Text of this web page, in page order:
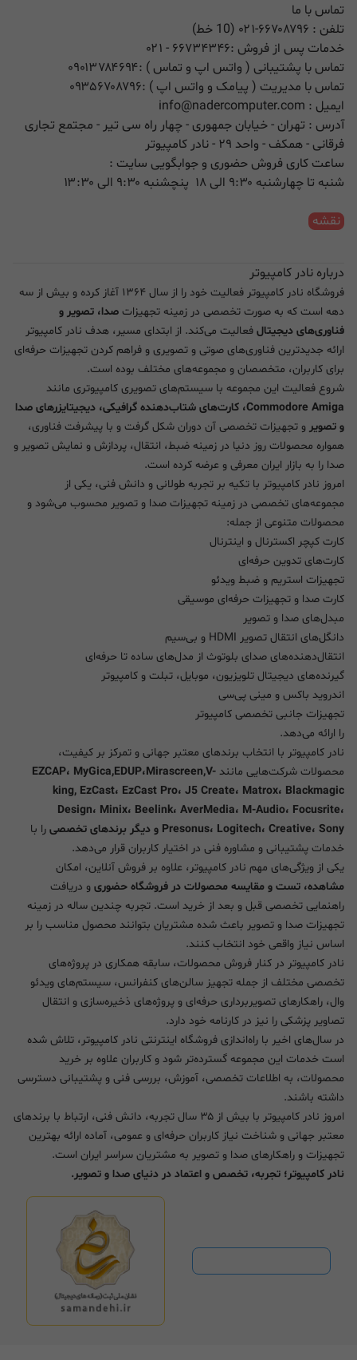
تماس با ما
تلفن : ۰۲۱-۶۶۷۰۸۷۹۶ (10 خط)
خدمات پس از فروش :۶۶۷۳۴۳۴۶ - ۰۲۱
تماس با پشتیبانی ( واتس اپ و تماس ) :۰۹۰۱۳۷۸۴۶۹۴
تماس با مدیریت ( پیامک و واتس اپ ) :۰۹۳۵۶۷۰۸۷۹۶
ایمیل : info@nadercomputer.com
آدرس : تهران - خیابان جمهوری - چهار راه سی تیر - مجتمع تجاری
فرقانی - همکف - واحد ۲۹ - نادر کامپیوتر
ساعت کاری فروش حضوری و جوابگویی سایت :
شنبه تا چهارشنبه ۹:۳۰ الی ۱۸ پنچشنبه ۹:۳۰ الی ۱۳:۳۰
نقشه
درباره نادر کامپیوتر
فروشگاه نادر کامپیوتر فعالیت خود را از سال ۱۳۶۴ آغاز کرده و بیش از سه
دهه است که به صورت تخصصی در زمینه تجهیزات صدا، تصویر و
فناوری‌های دیجیتال فعالیت می‌کند. از ابتدای مسیر، هدف نادر کامپیوتر
ارائه جدیدترین فناوری‌های صوتی و تصویری و فراهم کردن تجهیزات حرفه‌ای
برای کاربران، متخصصان و مجموعه‌های مختلف بوده است.
شروع فعالیت این مجموعه با سیستم‌های تصویری کامپیوتری مانند
Commodore Amiga، کارت‌های شتاب‌دهنده گرافیکی، دیجیتایزرهای صدا
و تصویر و تجهیزات تخصصی آن دوران شکل گرفت و با پیشرفت فناوری،
همواره محصولات روز دنیا در زمینه ضبط، انتقال، پردازش و نمایش تصویر و
صدا را به بازار ایران معرفی و عرضه کرده است.
امروز نادر کامپیوتر با تکیه بر تجربه طولانی و دانش فنی، یکی از
مجموعه‌های تخصصی در زمینه تجهیزات صدا و تصویر محسوب می‌شود و
محصولات متنوعی از جمله:
کارت کپچر اکسترنال و اینترنال
کارت‌های تدوین حرفه‌ای
تجهیزات استریم و ضبط ویدئو
کارت صدا و تجهیزات حرفه‌ای موسیقی
مبدل‌های صدا و تصویر
دانگل‌های انتقال تصویر HDMI و بی‌سیم
انتقال‌دهنده‌های صدای بلوتوث از مدل‌های ساده تا حرفه‌ای
گیرنده‌های دیجیتال تلویزیون، موبایل، تبلت و کامپیوتر
اندروید باکس و مینی پی‌سی
تجهیزات جانبی تخصصی کامپیوتر
را ارائه می‌دهد.
نادر کامپیوتر با انتخاب برندهای معتبر جهانی و تمرکز بر کیفیت،
محصولات شرکت‌هایی مانند EZCAP، MyGica,EDUP،Mirascreen,V-
king, EzCast، EzCast Pro، J5 Create، Matrox، Blackmagic
Design، Minix، Beelink، AverMedia، M-Audio، Focusrite،
Presonus، Logitech، Creative، Sony و دیگر برندهای تخصصی
را با
خدمات پشتیبانی و مشاوره فنی در اختیار کاربران قرار می‌دهد.
یکی از ویژگی‌های مهم نادر کامپیوتر، علاوه بر فروش آنلاین، امکان
مشاهده، تست و مقایسه محصولات در فروشگاه حضوری و دریافت
راهنمایی تخصصی قبل و بعد از خرید است. تجربه چندین ساله در زمینه
تجهیزات صدا و تصویر باعث شده مشتریان بتوانند محصول مناسب را بر
اساس نیاز واقعی خود انتخاب کنند.
نادر کامپیوتر در کنار فروش محصولات، سابقه همکاری در پروژه‌های
تخصصی مختلف از جمله تجهیز سالن‌های کنفرانس، سیستم‌های ویدئو
وال، راهکارهای تصویربرداری حرفه‌ای و پروژه‌های ذخیره‌سازی و انتقال
تصاویر پزشکی را نیز در کارنامه خود دارد.
در سال‌های اخیر با راه‌اندازی فروشگاه اینترنتی نادر کامپیوتر، تلاش شده
است خدمات این مجموعه گسترده‌تر شود و کاربران علاوه بر خرید
محصولات، به اطلاعات تخصصی، آموزش، بررسی فنی و پشتیبانی دسترسی
داشته باشند.
امروز نادر کامپیوتر با بیش از ۳۵ سال تجربه، دانش فنی، ارتباط با برندهای
معتبر جهانی و شناخت نیاز کاربران حرفه‌ای و عمومی، آماده ارائه بهترین
تجهیزات و راهکارهای صدا و تصویر به مشتریان سراسر ایران است.
نادر کامپیوتر؛ تجربه، تخصص و اعتماد در دنیای صدا و تصویر.